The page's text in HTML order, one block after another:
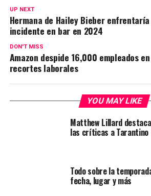
UP NEXT
Hermana de Hailey Bieber
incidente en bar en 2024
DON'T MISS
Amazon despide 16,000 empleados
recortes laborales
YOU MAY LIKE
Matthew Lillard
las críticas a Tarantino
Todo sobre la
fecha, lugar y más